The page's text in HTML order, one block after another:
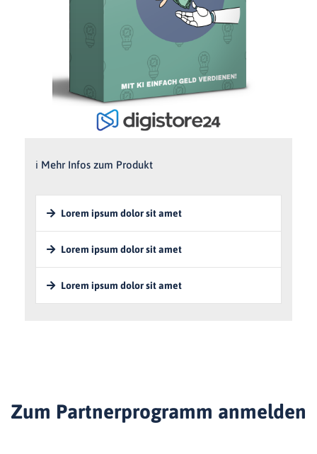
ℹ️ Mehr Infos zum Produkt
Lorem ipsum dolor sit amet
Lorem ipsum dolor sit amet
Lorem ipsum dolor sit amet
Zum Partnerprogramm anmelden